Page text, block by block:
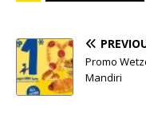
Promo
Mandiri